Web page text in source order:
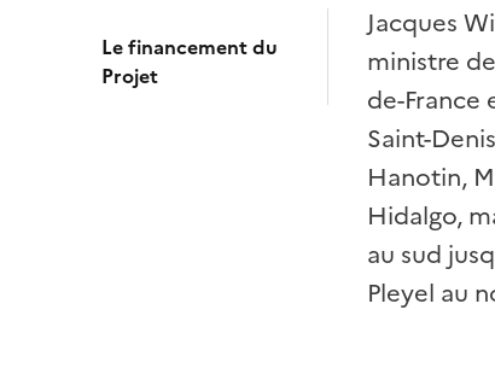
Le financement du
Projet
Jacques
ministre
de-France
Saint-
Hanotin,
Hidalgo,
au sud
Pleyel au